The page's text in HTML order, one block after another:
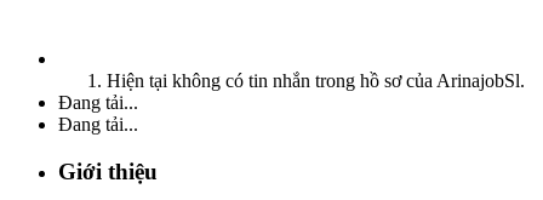
Hiện tại không có tin nhắn trong hồ sơ của ArinajobSl.
Đang tải...
Đang tải...
Giới thiệu